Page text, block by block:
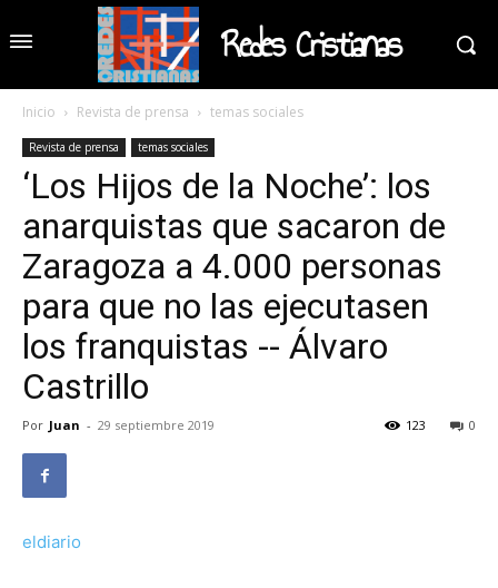
Redes Cristianas
Inicio Revista de prensa temas sociales
Revista de prensa temas sociales
‘Los Hijos de la Noche’: los
anarquistas que sacaron de
Zaragoza a 4.000 personas
para que no las ejecutasen
los franquistas -- Álvaro
Castrillo
Por Juan - 29 septiembre 2019 0
123
eldiario